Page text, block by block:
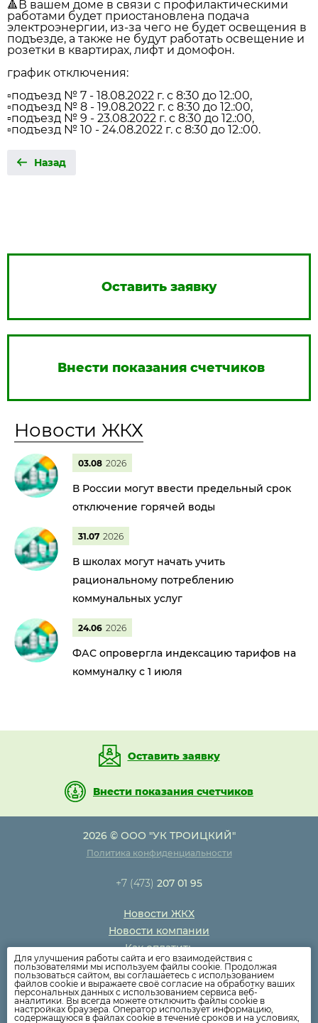
🔺В вашем доме в связи с профилактическими
работами будет приостановлена подача
электроэнергии, из-за чего не будет освещения в
подъезде, а также не будут работать освещение и
розетки в квартирах, лифт и домофон.
график отключения:
▫️подъезд № 7 - 18.08.2022 г. с 8:30 до 12.:00,
▫️подъезд № 8 - 19.08.2022 г. с 8:30 до 12.:00,
▫️подъезд № 9 - 23.08.2022 г. с 8:30 до 12.:00,
▫️подъезд № 10 - 24.08.2022 г. с 8:30 до 12.:00.
Назад
Оставить заявку
Внести показания счетчиков
Новости ЖКХ
03.08 2026
В России могут ввести предельный срок
отключение горячей воды
31.07 2026
В школах могут начать учить
рациональному потреблению
коммунальных услуг
24.06 2026
ФАС опровергла индексацию тарифов на
коммуналку с 1 июля
Оставить заявку
Внести показания счетчиков
2026 © ООО "УК ТРОИЦКИЙ"
Политика конфиденциальности
+7 (473) 207 01 95
Новости ЖКХ
Новости компании
Как оплатить
Дома
Раскрытие информации
Вопросы
Для улучшения работы сайта и его взаимодействия с
пользователями мы используем файлы cookie. Продолжая
пользоваться сайтом, вы соглашаетесь с использованием
файлов cookie и выражаете своё согласие на обработку ваших
персональных данных с использованием сервиса веб-
аналитики. Вы всегда можете отключить файлы cookie в
настройках браузера. Оператор использует информацию,
содержащуюся в файлах cookie в течение сроков и на условиях,